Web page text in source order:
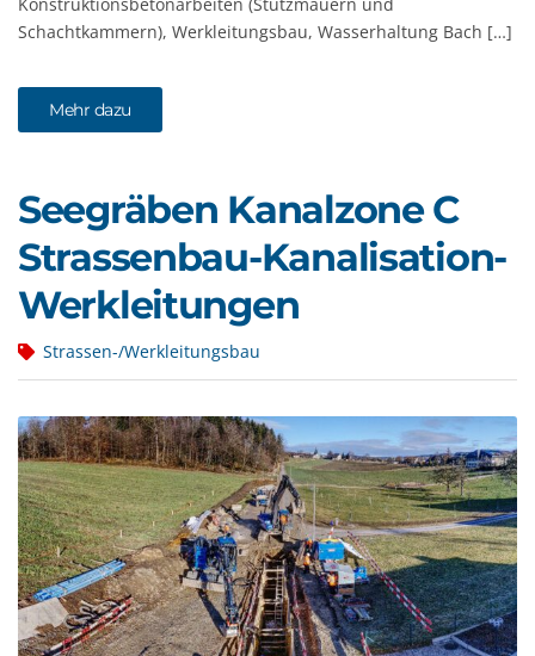
Schachtkammern), Werkleitungsbau, Wasserhaltung Bach […]
Mehr dazu
Seegräben Kanalzone C
Strassenbau-Kanalisation-
Werkleitungen
Strassen-/Werkleitungsbau